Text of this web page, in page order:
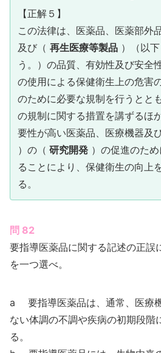
【正解５】
この法律は、医薬品、医薬部外
及び（ 再生医療等製品 ）（以
う。）の品質、有効性及び安全
の使用による保健衛生上の危害
のために必要な規制を行うとと
の規制に関する措置を講ずるほ
要性が高い医薬品、医療機器及
）の（ 研究開発 ）の促進のた
ることにより、保健衛生の向上
る。
問 82
要指導医薬品に関する記述の正誤
を一つ選べ。
a 要指導医薬品は、通常、医療
ない体調の不調や疾病の初期段階
る。